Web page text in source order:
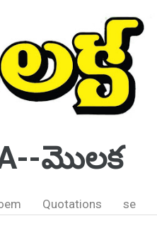
మొలక
Quotations se